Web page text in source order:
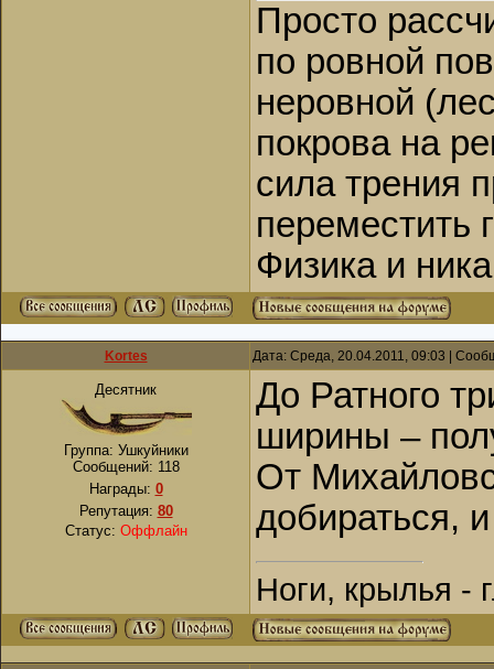
Просто
по ровной
неровной
покрова на
сила трения
переместить
Физика и
Kortes Дата: Среда, 20.04.2011, 09:03 |
Десятник
Группа: Ушкуйники
Сообщений: 118
Награды: 0
Репутация: 80
Статус: Оффлайн
До Ратного
ширины –
От
добираться,
Ноги, крылья -